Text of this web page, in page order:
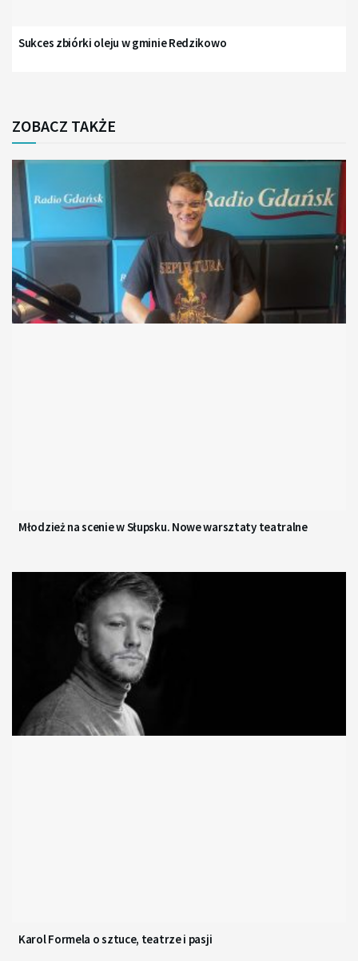
Sukces zbiórki oleju w gminie Redzikowo
ZOBACZ TAKŻE
Młodzież na scenie w Słupsku. Nowe warsztaty teatralne
Karol Formela o sztuce, teatrze i pasji